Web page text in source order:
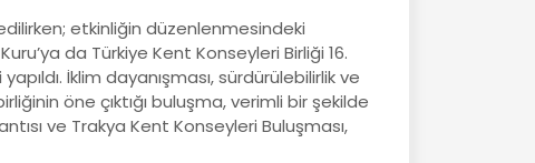
etkinliğin düzenlenmesindeki
da Türkiye Kent Konseyleri Birliği 16.
İklim dayanışması, sürdürülebilirlik ve
öne çıktığı buluşma, verimli bir şekilde
ve Trakya Kent Konseyleri Buluşması,